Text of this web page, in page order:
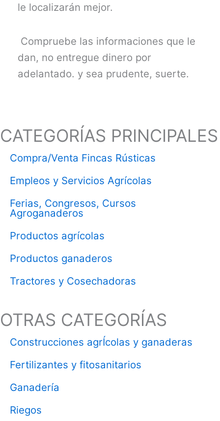
le localizarán mejor.
Compruebe las informaciones que le
dan, no entregue dinero por
adelantado. y sea prudente, suerte.
CATEGORÍAS PRINCIPALES
Compra/Venta Fincas Rústicas
Empleos y Servicios Agrícolas
Ferias, Congresos, Cursos
Agroganaderos
Productos agrícolas
Productos ganaderos
Tractores y Cosechadoras
OTRAS CATEGORÍAS
Construcciones agrÍcolas y ganaderas
Fertilizantes y fitosanitarios
Ganadería
Riegos